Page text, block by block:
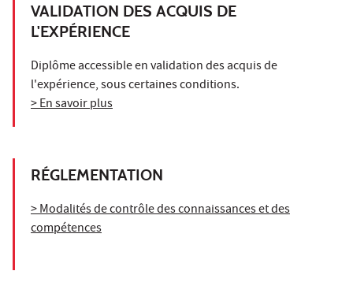
VALIDATION DES ACQUIS DE
L'EXPÉRIENCE
Diplôme accessible en validation des acquis de
l'expérience, sous certaines conditions.
> En savoir plus
RÉGLEMENTATION
> Modalités de contrôle des connaissances et des
compétences